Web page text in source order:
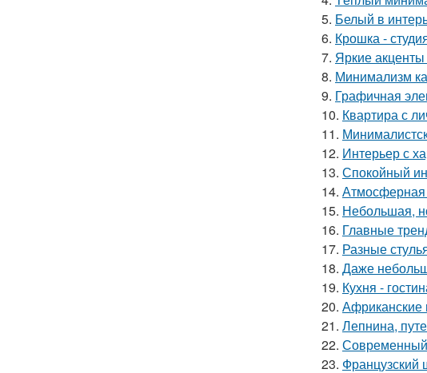
5. Белый в
6. Крошка -
7. Яркие акценты
8. Минимализм
9. Графичная
10. Квартира с
11.
12. Интерьер с
13. Спокойный
14. Атмосферная
15. Небольшая,
16. Главные
17. Разные
18. Даже
19. Кухня -
20. Африканские
21. Лепнина,
22.
23. Французский